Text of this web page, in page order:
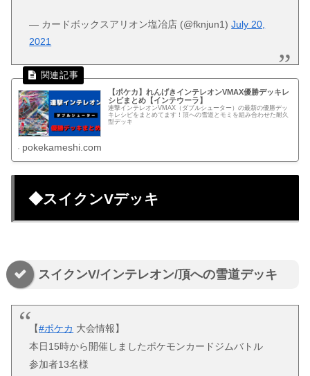
— カードボックスアリオン塩冶店 (@fknjun1)July 20,
2021
【ポケカ】れんげきインテレオンVMAX優勝デッキレ
シピまとめ【インテウーラ】
連撃インテレオンVMAX（ダブルシューター）の最新の優勝デッ
キレシピをまとめてます！頂への雪道とモミを組み合わせた耐久
型デッキ
pokekameshi.com
◆スイクンVデッキ
スイクンV/インテレオン/頂への雪道デッキ
【#ポケカ 大会情報】
本日15時から開催しましたポケモンカードジムバトル
参加者13名様